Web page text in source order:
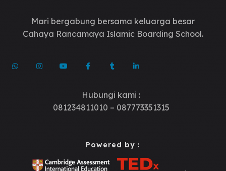
Mari bergabung bersama keluarga besar
Cahaya Rancamaya Islamic Boarding School.
Hubungi kami :
081234811010 – 087773351315
Powered by :